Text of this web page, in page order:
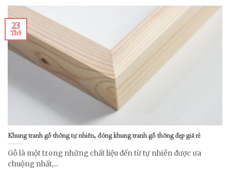
Khung tranh gỗ thông tự nhiên, đóng khung tranh gỗ thông đẹp giá rẻ
Gỗ là một trong những chất liệu đến từ tự nhiên được ưa
chuộng nhất,...
23
Th9